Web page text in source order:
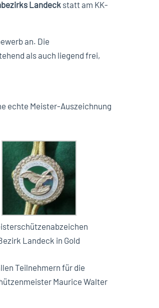
Landeck statt am KK-
an. Die
als auch liegend frei,
echte Meister-Auszeichnung
Landeck in Gold
Teilnehmern für die
Maurice Walter